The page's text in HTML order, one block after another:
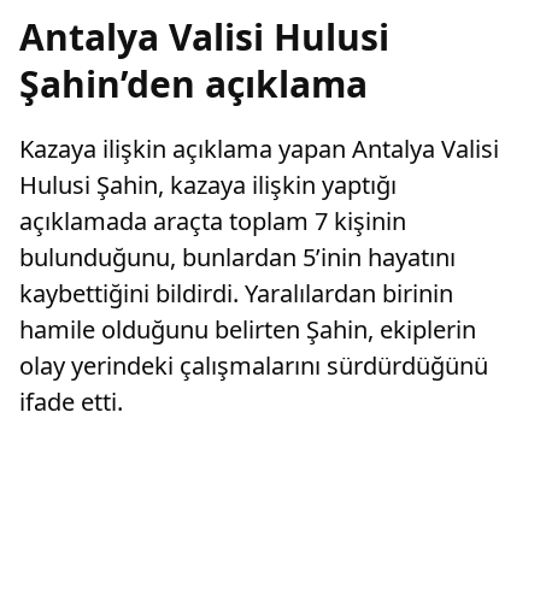
Antalya Valisi Hulusi
Şahin’den açıklama
Kazaya ilişkin açıklama yapan Antalya Valisi
Hulusi Şahin, kazaya ilişkin yaptığı
açıklamada araçta toplam 7 kişinin
bulunduğunu, bunlardan 5’inin hayatını
kaybettiğini bildirdi. Yaralılardan birinin
hamile olduğunu belirten Şahin, ekiplerin
olay yerindeki çalışmalarını sürdürdüğünü
ifade etti.